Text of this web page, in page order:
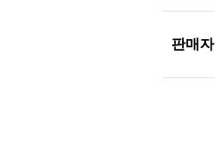
판매자